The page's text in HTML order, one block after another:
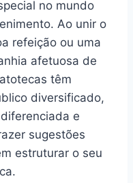
no mundo
Ao unir o
refeição ou uma
afetuosa de
têm
diversificado,
e
sugestões
estruturar o seu